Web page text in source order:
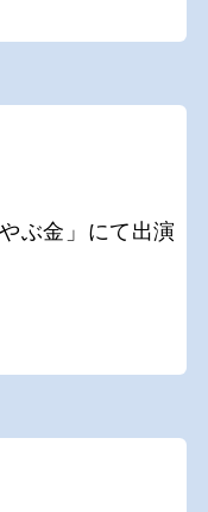
ぶ金」にて出演